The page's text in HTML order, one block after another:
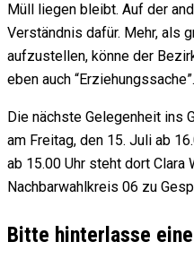
Müll liegen bleibt. Auf der
Verständnis dafür. Mehr, als
aufzustellen, könne der
eben auch “Erziehungssache”.
Die nächste Gelegenheit ins
am Freitag, den 15. Juli ab
ab 15.00 Uhr steht dort Clara
Nachbarwahlkreis 06 zu
Bitte hinterlasse